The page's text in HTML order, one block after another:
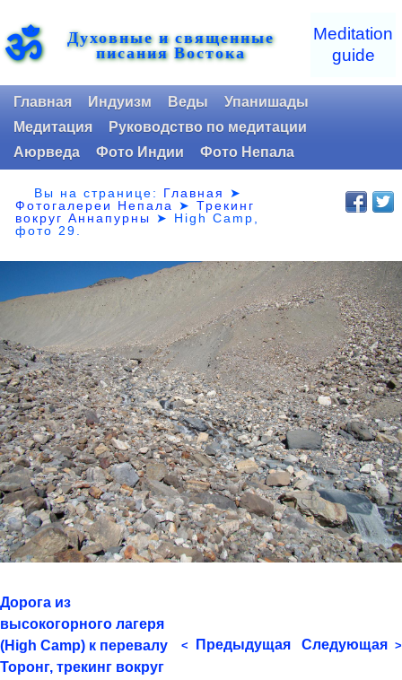
ॐ Духовные и священные
писания Востока
Meditation
guide
Главная Индуизм Веды
Упанишады
Медитация
Руководство по медитации
Аюрведа
Фото Индии Фото Непала
Вы на странице: Главная
➤
Фотогалереи Непала
➤Трекинг
вокруг Аннапурны ➤ High Camp,
фото 29.
Дорога из
высокогорного лагеря
(High Camp) к перевалу
Торонг, трекинг вокруг
< Предыдущая Следующая >